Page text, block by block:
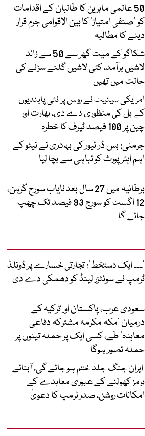
50 عالمی ماہرین کا طالبان کے اقدامات
کو ’صنفی امتیاز‘ کا بین الاقوامی جرم قرار
دینے کا مطالبہ
شکاگو کے میت گھر سے 50 سے زائد
لاشیں برآمد، کئی لاشیں گلنے سڑنے کی
حالت میں تھیں
امریکی سینیٹ نے روس پر نئی پابندیوں
کے بل کی منظوری دے دی، بھارت اور
چین پر 100 فیصد ٹیرف کا خطرہ
جرمنی: بس ڈرائیور کی بہادری نے نیٹو کے
اہم ایئرپورٹ کو تباہی سے بچا لیا
برطانیہ میں 27 سال بعد نایاب سورج گرہن،
12 اگست کو سورج 93 فیصد تک چھپ
جائے گا
’۔۔۔ ایک دستخط‘: تجارتی خسارے پر ڈونلڈ
ٹرمپ نے سوئٹزر لینڈ کو دھمکی دے دی
سعودی عرب، پاکستان اور ترکیہ کے
درمیان ’مکہ مکرمہ مشترکہ دفاعی
معاہدہ‘ طے، کسی ایک پر حملہ تینوں پر
حملہ تصور ہوگا
ایران جنگ جلد ختم ہو جائے گی، آبنائے
ہرمز کھولنے کے عبوری معاہدے کے
امکانات روشن، صدر ٹرمپ کا دعویٰ